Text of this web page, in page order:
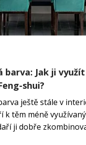
barva: Jak ji
shui?
ještě stále v
k těm méně
ji dobře